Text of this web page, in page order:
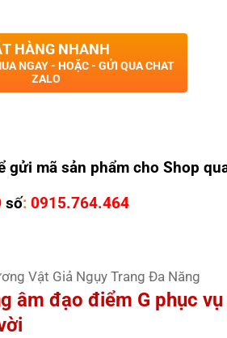
HÀNG NHANH
NGAY - HOẶC - GỬI QUA CHAT
ZALO
gửi mã sản phẩm cho Shop
số: 0915.764.464
Vật Giả Ngụy Trang Đa Năng
âm đạo điểm G phục vụ